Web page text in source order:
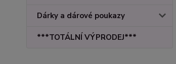
Dárky a dárové poukazy
***TOTÁLNÍ VÝPRODEJ***